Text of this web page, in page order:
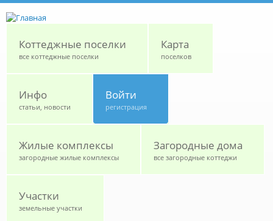
Коттеджные поселки
все коттеджные поселки
Карта
поселков
Инфо
статьи, новости
Войти
регистрация
Жилые комплексы
загородные жилые комплексы
Загородные дома
все загородные коттеджи
Участки
земельные участки